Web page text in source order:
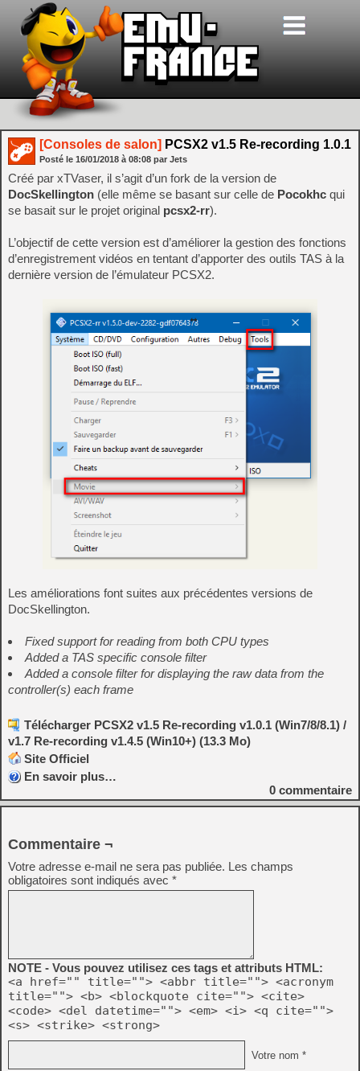
[Consoles de salon] PCSX2 v1.5 Re-recording 1.0.1
Posté le 16/01/2018 à 08:08 par Jets
Créé par xTVaser, il s’agit d’un fork de la version de
DocSkellington (elle même se basant sur celle de Pocokhc qui
se basait sur le projet original pcsx2-rr).
L’objectif de cette version est d’améliorer la gestion des fonctions
d’enregistrement vidéos en tentant d’apporter des outils TAS à la
dernière version de l’émulateur PCSX2.
Les améliorations font suites aux précédentes versions de
DocSkellington.
Fixed support for reading from both CPU types
Added a TAS specific console filter
Added a console filter for displaying the raw data from the
controller(s) each frame
Télécharger PCSX2 v1.5 Re-recording v1.0.1 (Win7/8/8.1) /
v1.7 Re-recording v1.4.5 (Win10+) (13.3 Mo)
Site Officiel
En savoir plus…
0 commentaire
Commentaire ¬
Votre adresse e-mail ne sera pas publiée. Les champs
obligatoires sont indiqués avec *
NOTE - Vous pouvez utilisez ces tags et attributs HTML:
<a href="" title=""> <abbr title=""> <acronym
title=""> <b> <blockquote cite=""> <cite>
<code> <del datetime=""> <em> <i> <q cite="">
<s> <strike> <strong>
Votre nom *